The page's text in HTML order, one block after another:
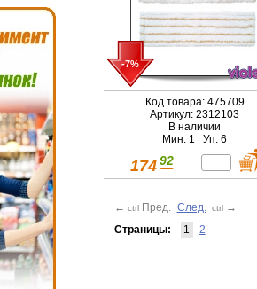
-7%
Код товара: 475709
Артикул: 2312103
В наличии
Мин: 1 Уп: 6
174 92
← ctrl Пред. След. ctrl →
Страницы:
1 2